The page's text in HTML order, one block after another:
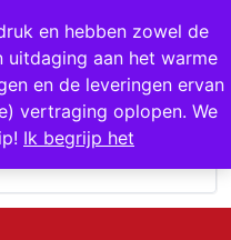
en hebben zowel de
aan het warme
en de leveringen ervan
vertraging oplopen. We
Ik begrijp het
op voorraad
0